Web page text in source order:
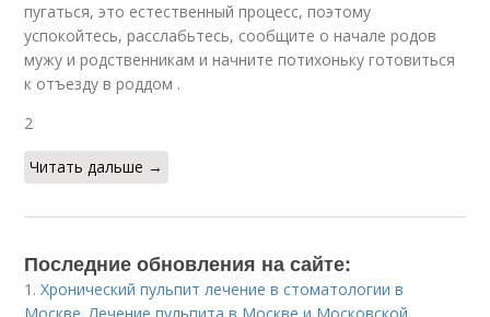
пугаться, это естественный процесс, поэтому
успокойтесь, расслабьтесь, сообщите о начале родов
мужу и родственникам и начните потихоньку готовиться
к отъезду в роддом .
2
Читать дальше →
Последние обновления на сайте:
1.Хронический пульпит лечение в стоматологии в